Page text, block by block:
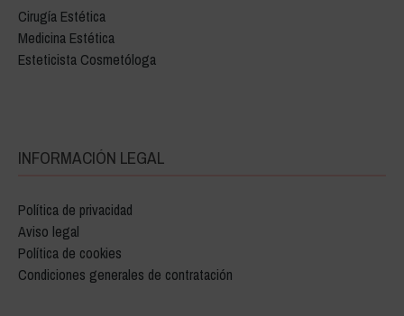
Cirugía Estética
Medicina Estética
Esteticista Cosmetóloga
INFORMACIÓN LEGAL
Política de privacidad
Aviso legal
Política de cookies
Condiciones generales de contratación